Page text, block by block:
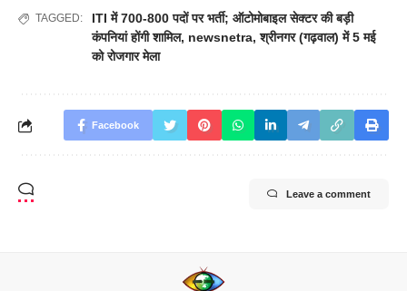
TAGGED:
ITI में 700-800 पदों पर भर्ती; ऑटोमोबाइल सेक्टर की बड़ी
कंपनियां होंगी शामिल, newsnetra,श्रीनगर (गढ़वाल) में 5 मई
को रोजगार मेला
Facebook
Leave a comment